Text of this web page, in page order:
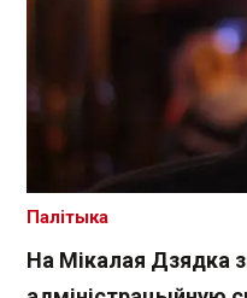
На Мікалая Дзядка
Палітыка